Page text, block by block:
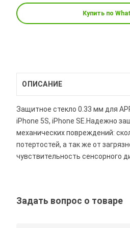
Купить по
ОПИСАНИЕ
Защитное стекло 0.33 мм для
iPhone 5S, iPhone SE.Надежно
механических повреждений:
потертостей, а так же от
чувствительность сенсорного
Задать вопрос о товаре